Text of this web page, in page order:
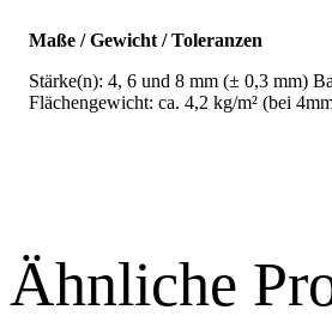
Maße / Gewicht / Toleranzen
Stärke(n): 4, 6 und 8 mm (± 0,3 mm)
Flächengewicht: ca. 4,2 kg/m² (bei
Ähnliche